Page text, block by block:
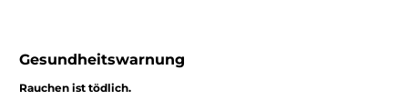
Gesundheitswarnung
Rauchen ist tödlich.